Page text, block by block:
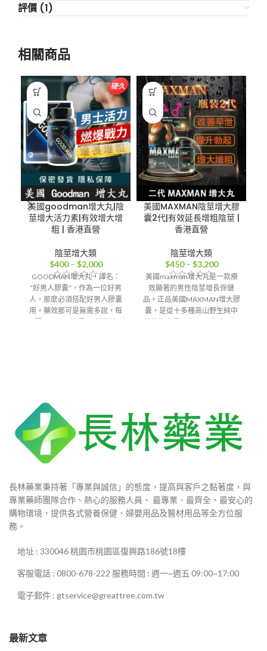
評價 (1)
相關商品
美國goodman增大丸|陰
莖增大活力素|有效增大增
粗 | 香港直營
陰莖增大類
$400 – $2,000價
格
範
圍：
$400
到
GOODMAN增大丸，譯名：
“好男人膠囊”，作為一位好男
人，那麼必須搭配好男人膠囊
用。藥效那可是無需多說，每
於所有18-60歲的所有成年男性
香港-澳門-郵寄【配送方
式】
美國MAXMAN陰莖增大膠
囊2代|有效延長增粗陰莖 |
香港直營
陰莖增大類
$450 – $3,200價
格
範
圍：
$450
到
美國maxman增大丸是一款療
效顯著的男性陰莖增長保健
品。正品美國MAXMAN增大膠
囊，是從十多種高山野生純中
長林藥業秉持著「專業與誠信」的態度，提高與客戶之黏著度，與
專業藥師團隊合作、熱心的服務人員、 最專業、最齊全、最安心的
購物環境，提供各式營養保健、婦嬰用品及醫材用品等全方位服
務。
地址 : 330046 桃園市桃園區復興路186號18樓
客服電話 : 0800-678-222 服務時間 : 週一~週五 09:00~17:00
電子郵件 : gtservice@greattree.com.tw
最新文章